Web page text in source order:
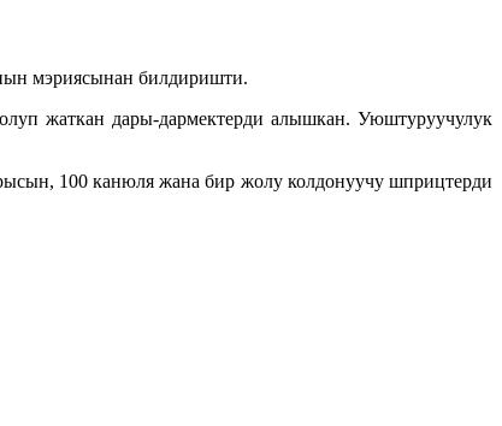
мэриясынан билдиришти.
жаткан дары-дармектерди алышкан. Уюштуруучулук
100 канюля жана бир жолу колдонуучу шприцтерди